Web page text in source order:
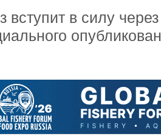
вступит в силу